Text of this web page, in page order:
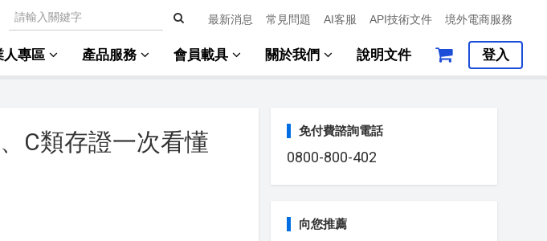
最新消息 常見問題 AI客服 API技術文件 境外電商服務
人專區 產品服務 會員載具 關於我們 說明文件 登入
C類存證一次看懂 免付費諮詢電話
0800-800-402
向您推薦